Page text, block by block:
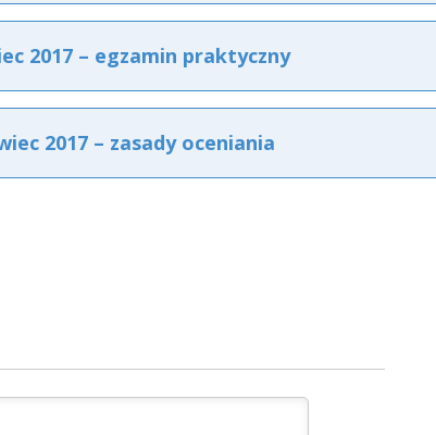
2017 – egzamin praktyczny
2017 – zasady oceniania